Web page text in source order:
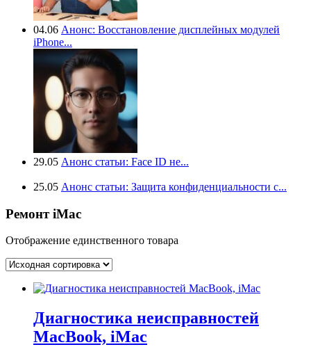
04.06 Анонс: Восстановление дисплейных модулей
iPhone...
29.05 Анонс статьи: Face ID не...
25.05 Анонс статьи: Защита конфиденциальности с...
Ремонт iMac
Отображение единственного товара
Диагностика неисправностей
MacBook, iMac